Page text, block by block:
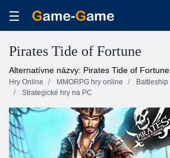
Pirates Tide of Fortune
Alternatívne názvy: Pirates Tide of Fortune
Hry Online MMORPG hry online Battleship
Strategické hry na PC